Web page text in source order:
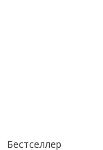
Бестселлер